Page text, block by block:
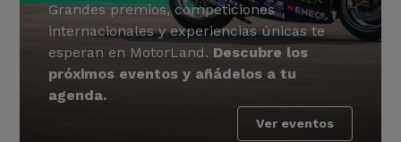
Grandes premios, competiciones
internacionales y experiencias únicas te
esperan en MotorLand. Descubre los
próximos eventos y añádelos a tu
agenda.
Ver eventos